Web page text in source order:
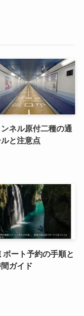
ネル原付二種の通
と注意点
ボート予約の手順と
ガイド